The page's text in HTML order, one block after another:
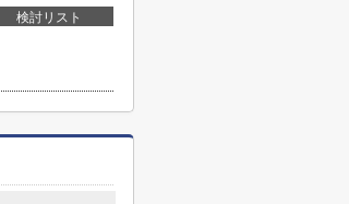
検討リスト